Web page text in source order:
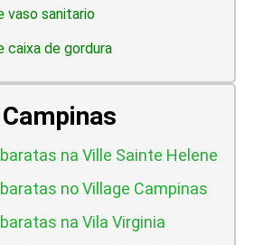
vaso sanitario
caixa de gordura
na Ville Sainte Helene
no Village Campinas
na Vila Virginia